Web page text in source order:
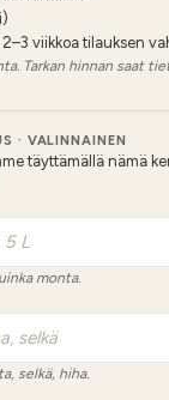
viikkoa tilauksen
Tarkan hinnan saat
· VALINNAINEN
täyttämällä nämä
monta.
selkä, hiha.